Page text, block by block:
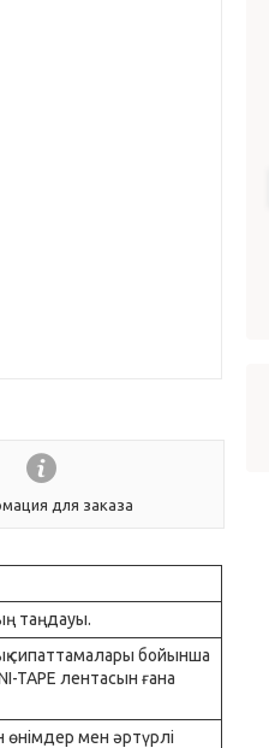
для заказа
таңдауы.
сипаттамалары бойынша
TAPE лентасын ғана
өнімдер мен әртүрлі